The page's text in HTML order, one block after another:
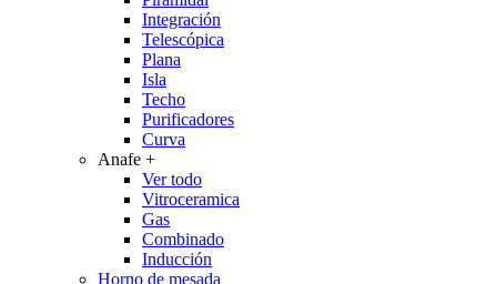
Integración
Telescópica
Plana
Isla
Techo
Purificadores
Curva
Anafe +
Ver todo
Vitroceramica
Gas
Combinado
Inducción
Horno de mesada